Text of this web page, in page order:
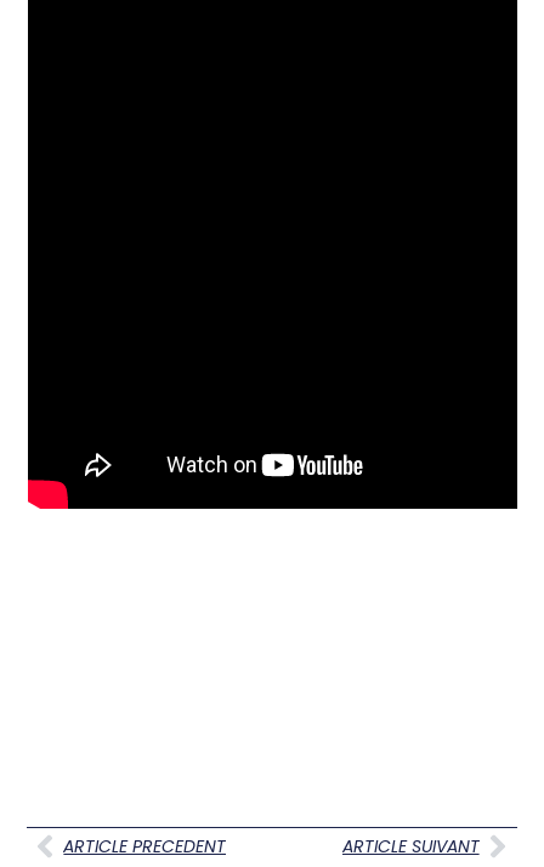
ARTICLE PRECEDENT ARTICLE SUIVANT